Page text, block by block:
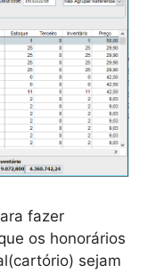
fazer
os honorários
sejam